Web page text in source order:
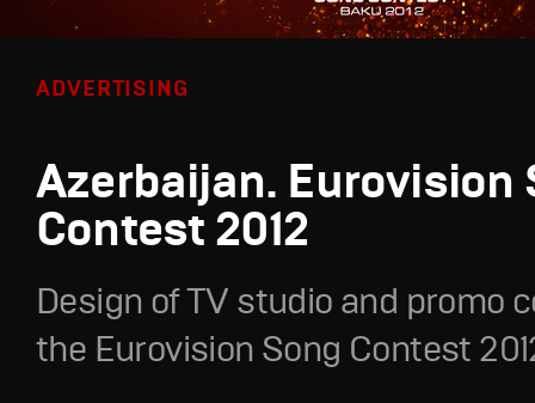
ADVERTISING
Azerbaijan. Eurovision
Contest 2012
Design of TV studio and promo
the Eurovision Song Contest